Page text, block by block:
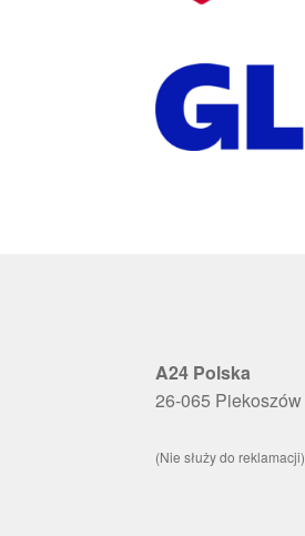
A24 Polska
26-065 Piekoszów
(Nie służy do reklamacji)